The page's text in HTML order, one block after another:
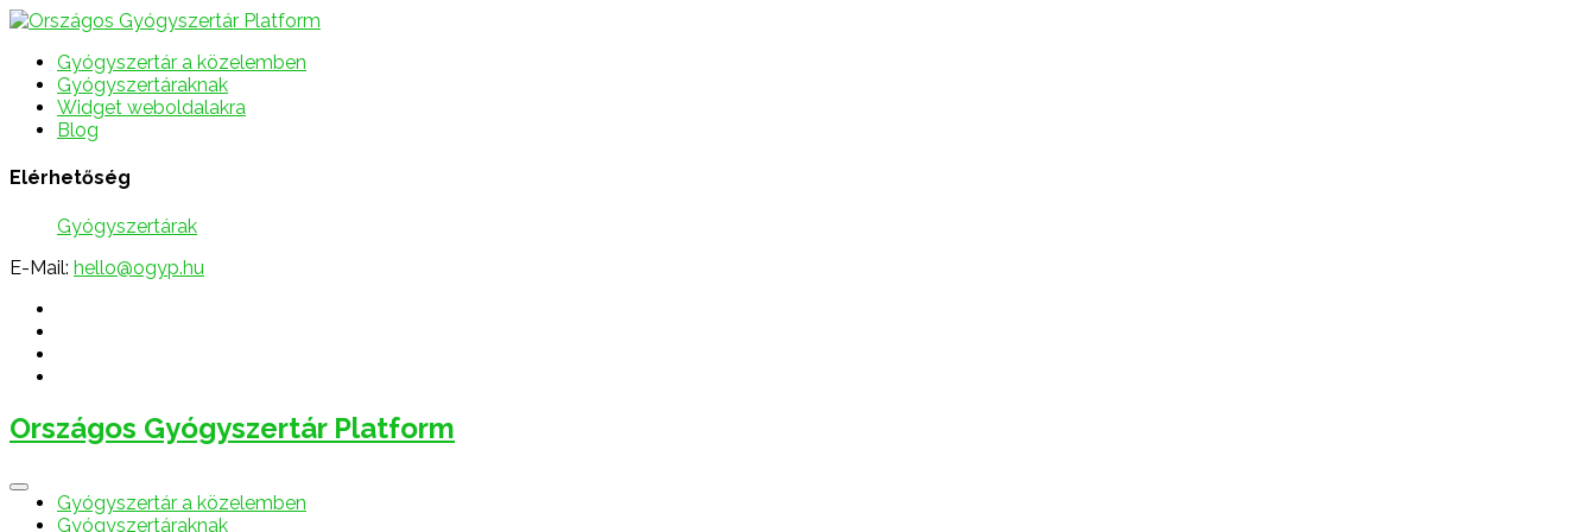
Gyógyszertár a közelemben
Gyógyszertáraknak
Widget weboldalakra
Blog
Elérhetőség
Gyógyszertárak
E-Mail: hello@ogyp.hu
Országos Gyógyszertár Platform
Gyógyszertár a közelemben
Gyógyszertáraknak